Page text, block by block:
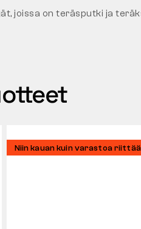
joissa on teräsputki ja
Niin kauan kuin varastoa riittää